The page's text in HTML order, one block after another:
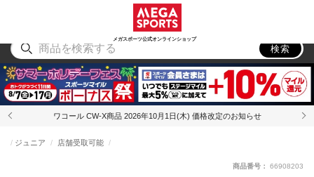
メガスポーツ公式オンラインショップ
アウトドア
検索
ワコール CW-X商品 2026年10月1日(木) 価格改定のお知らせ
ジュニア 店舗受取可能
商品番号： 66908203